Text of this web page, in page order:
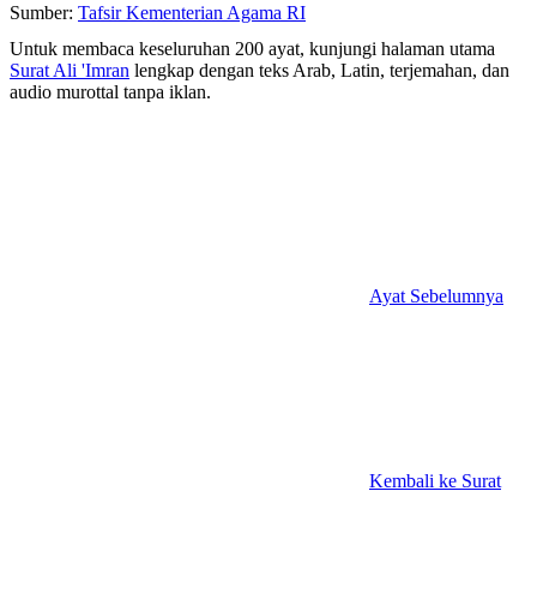
Sumber: Tafsir Kementerian Agama RI
Untuk membaca keseluruhan 200 ayat, kunjungi halaman utama
Surat Ali 'Imran lengkap dengan teks Arab, Latin, terjemahan, dan
audio murottal tanpa iklan.
Ayat Sebelumnya
Kembali ke Surat